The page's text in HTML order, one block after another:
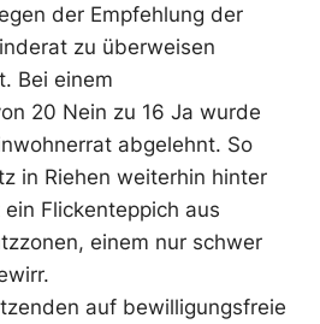
der Empfehlung der
zu überweisen
Bei einem
20 Nein zu 16 Ja wurde
abgelehnt. So
in Riehen weiterhin hinter
Flickenteppich aus
einem nur schwer
auf bewilligungsfreie